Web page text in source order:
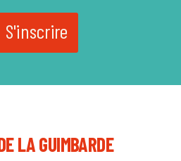
S'inscrire
LA GUIMBARDE